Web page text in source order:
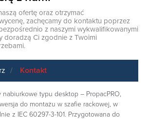
ofertę oraz otrzymać
zachęcamy do kontaktu poprzez
z naszymi wykwalifikowanymi
doradzą Ci zgodnie z Twoimi
Kontakt
typu desktop – PropacPRO,
do montażu w szafie rackowej, w
z IEC 60297-3-101. Przygotowana do